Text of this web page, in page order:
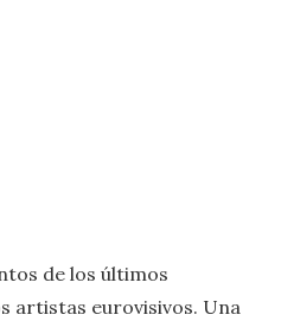
de los últimos
artistas eurovisivos. Una